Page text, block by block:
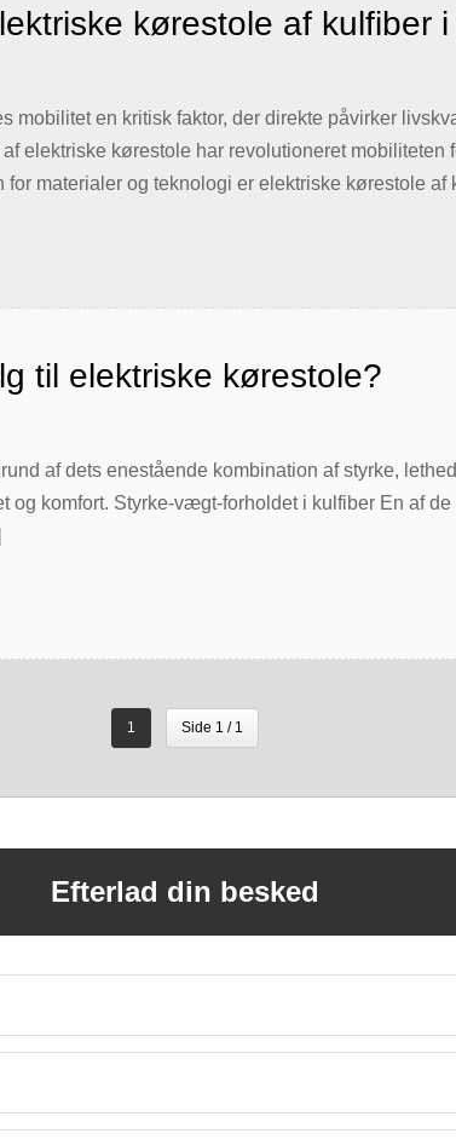
kørestole af kulfiber
mobilitet en kritisk faktor, der direkte påvirker
elektriske kørestole har revolutioneret
for materialer og teknologi er elektriske kørestole
til elektriske kørestole?
af dets enestående kombination af styrke,
og komfort. Styrke-vægt-forholdet i kulfiber En af
1 Side 1 / 1
Efterlad din besked